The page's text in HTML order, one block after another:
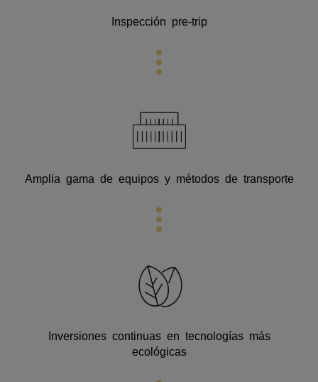
Inspección pre-trip
Amplia gama de equipos y métodos de transporte
Inversiones continuas en tecnologías más
ecológicas